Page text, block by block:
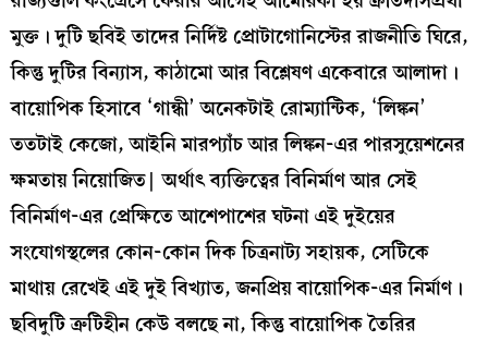
মুক্ত। দুটি ছবিই তাদের নির্দিষ্ট প্রোটাগোনিস্টের রাজনীতি ঘিরে,
কিন্তু দুটির বিন্যাস, কাঠামো আর বিশ্লেষণ একেবারে আলাদা।
বায়োপিক হিসাবে ‘গান্ধী’ অনেকটাই রোম্যান্টিক, ‘লিঙ্কন’
ততটাই কেজো, আইনি মারপ্যাঁচ আর লিঙ্কন-এর পারসুয়েশনের
ক্ষমতায় নিয়োজিত| অর্থাৎ ব্যক্তিত্বের বিনির্মাণ আর সেই
বিনির্মাণ-এর প্রেক্ষিতে আশেপাশের ঘটনা এই দুইয়ের
সংযোগস্থলের কোন-কোন দিক চিত্রনাট্য সহায়ক, সেটিকে
মাথায় রেখেই এই দুই বিখ্যাত, জনপ্রিয় বায়োপিক-এর নির্মাণ।
ছবিদুটি ত্রুটিহীন কেউ বলছে না, কিন্তু বায়োপিক তৈরির